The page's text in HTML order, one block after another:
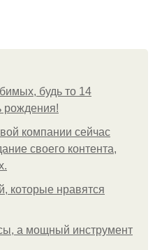
будь то 14
рождения!
компании сейчас
своего контента,
которые нравятся
а мощный инструмент